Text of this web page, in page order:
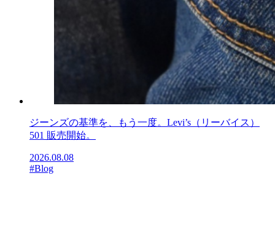
ジーンズの基準を、もう一度。Levi’s（リーバイス）
501 販売開始。
2026.08.08
#Blog